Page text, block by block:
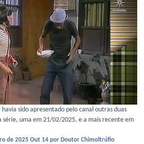
havia sido apresentado pelo canal outras duas
série, uma em 21/02/2025, e a mais recente em
de 2025 Out 14por Doutor Chimoltrúfio